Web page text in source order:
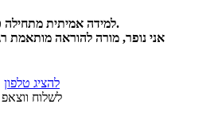
למידה אמיתית מתחילה כשהלב רגוע והנשימה שקטה.
אני נופר, מורה להוראה מותאמת
להציג טלפון
לשלוח ווצאפ